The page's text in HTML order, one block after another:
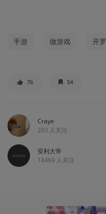
手游 做游戏 开罗
76 54
Craye
203 人关注
安利大帝
18469 人关注